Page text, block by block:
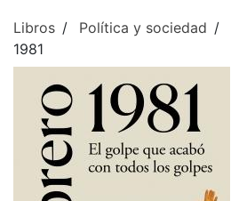
Libros Política y sociedad
1981